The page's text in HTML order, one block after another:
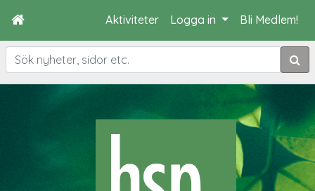
Aktiviteter Logga in Bli Medlem!
Sök